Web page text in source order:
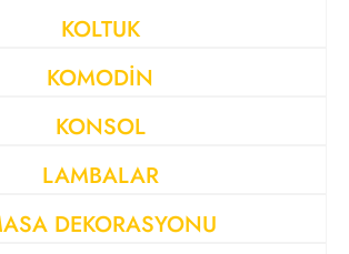
KOLTUK
KOMODİN
KONSOL
LAMBALAR
DEKORASYONU